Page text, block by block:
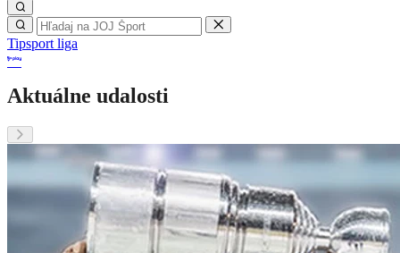
Tipsport liga
Aktuálne udalosti